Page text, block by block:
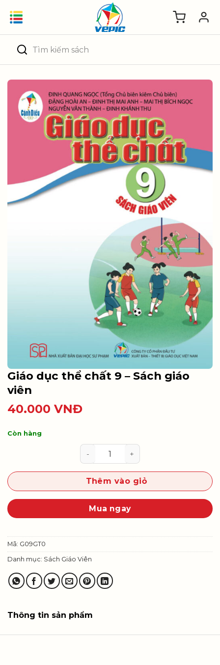
Tìm
kiếm:
Giáo dục thể chất 9 – Sách giáo
viên
40.000 VNĐ
Còn hàng
Giáo dục thể chất 9 - Sách giáo
Thêm vào giỏ
Mua ngay
Mã: G09GT0
Danh mục: Sách Giáo Viên
Thông tin sản phẩm